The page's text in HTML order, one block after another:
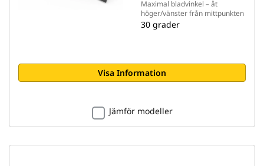
Maximal bladvinkel – åt
höger/vänster från mittpunkten
30 grader
Visa Information
Jämför modeller